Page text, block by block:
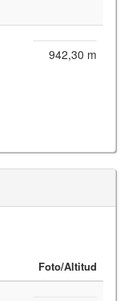
942,30 m
Foto/Altitud